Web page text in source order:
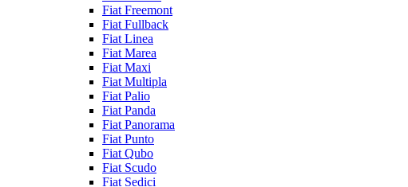
Fiat Freemont
Fiat Fullback
Fiat Linea
Fiat Marea
Fiat Maxi
Fiat Multipla
Fiat Palio
Fiat Panda
Fiat Panorama
Fiat Punto
Fiat Qubo
Fiat Scudo
Fiat Sedici